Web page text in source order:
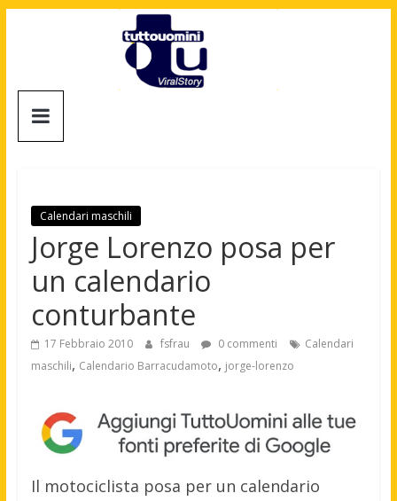
Tuttouomini
Motori,
gay
news
moda
maschile
Calendari maschili
Jorge Lorenzo posa per
un calendario
conturbante
17 Febbraio 2010 fsfrau 0 commenti
Calendari
maschili, Calendario Barracudamoto, jorge-lorenzo
Il motociclista posa per un calendario